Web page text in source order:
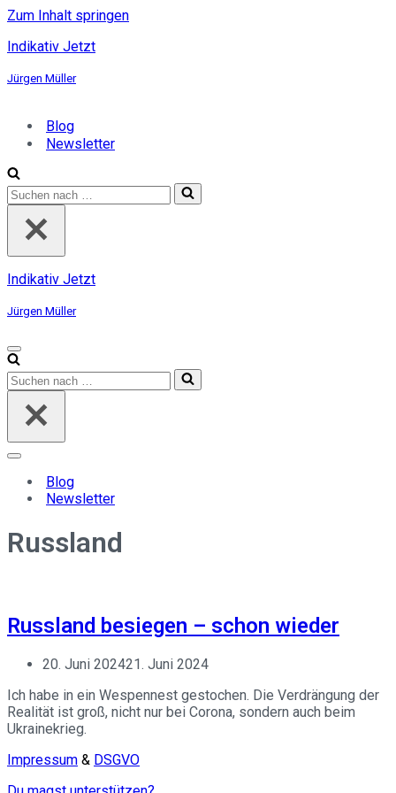
Zum Inhalt springen
Indikativ Jetzt
Jürgen Müller
Blog
Newsletter
Suchen
nach …
Indikativ Jetzt
Jürgen Müller
Navigationsmenü
Suchen
nach …
Navigationsmenü
Blog
Newsletter
Russland
Russland besiegen – schon wieder
20. Juni 202421. Juni 2024
Ich habe in ein Wespennest gestochen. Die Verdrängung der
Realität ist groß, nicht nur bei Corona, sondern auch beim
Ukrainekrieg.
Impressum & DSGVO